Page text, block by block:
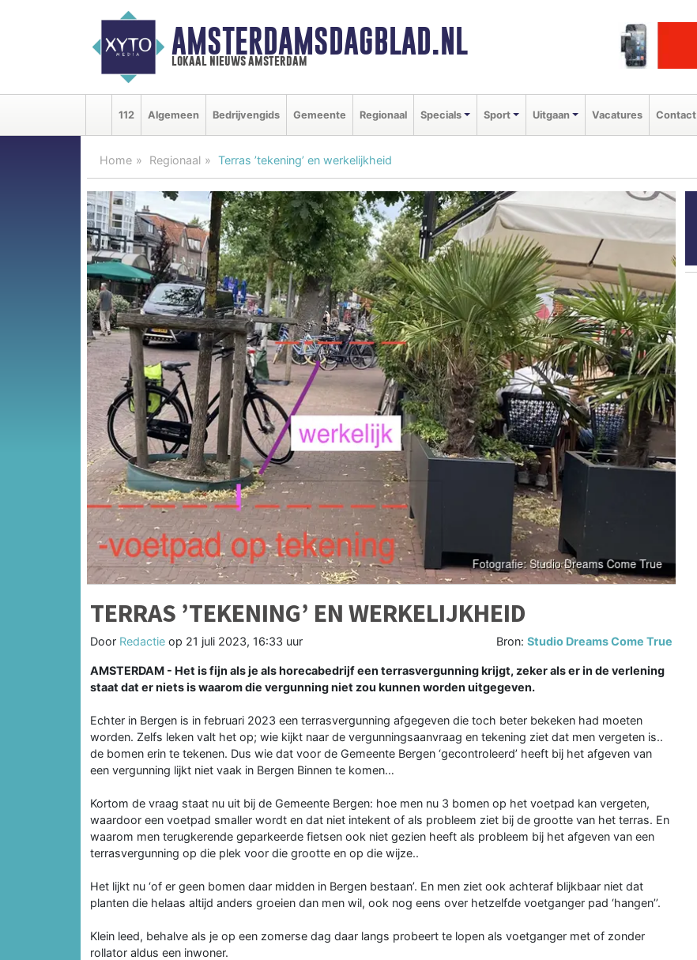
AMSTERDAMSDAGBLAD.NL
lokaal nieuws amsterdam
112 Algemeen Bedrijvengids Gemeente Regionaal Specials Sport Uitgaan Vacatures Contact
Home Regionaal Terras ’tekening’ en werkelijkheid
TERRAS ’TEKENING’ EN WERKELIJKHEID
Door Redactie op 21 juli 2023, 16:33 uur Bron:Studio Dreams Come True
AMSTERDAM - Het is fijn als je als horecabedrijf een terrasvergunning krijgt, zeker als er in de verlening
staat dat er niets is waarom die vergunning niet zou kunnen worden uitgegeven.
Echter in Bergen is in februari 2023 een terrasvergunning afgegeven die toch beter bekeken had moeten
worden. Zelfs leken valt het op; wie kijkt naar de vergunningsaanvraag en tekening ziet dat men vergeten is..
de bomen erin te tekenen. Dus wie dat voor de Gemeente Bergen ‘gecontroleerd’ heeft bij het afgeven van
een vergunning lijkt niet vaak in Bergen Binnen te komen…
Kortom de vraag staat nu uit bij de Gemeente Bergen: hoe men nu 3 bomen op het voetpad kan vergeten,
waardoor een voetpad smaller wordt en dat niet intekent of als probleem ziet bij de grootte van het terras. En
waarom men terugkerende geparkeerde fietsen ook niet gezien heeft als probleem bij het afgeven van een
terrasvergunning op die plek voor die grootte en op die wijze..
Het lijkt nu ‘of er geen bomen daar midden in Bergen bestaan’. En men ziet ook achteraf blijkbaar niet dat
planten die helaas altijd anders groeien dan men wil, ook nog eens over hetzelfde voetganger pad ‘hangen’’.
Klein leed, behalve als je op een zomerse dag daar langs probeert te lopen als voetganger met of zonder
rollator aldus een inwoner.